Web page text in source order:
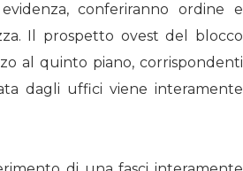
conferiranno ordine e
Il prospetto ovest del blocco
al quinto piano, corrispondenti
dagli uffici viene interamente